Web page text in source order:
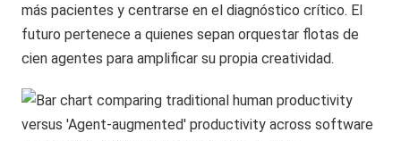
más pacientes y centrarse en el diagnóstico crítico. El
futuro pertenece a quienes sepan orquestar flotas de
cien agentes para amplificar su propia creatividad.